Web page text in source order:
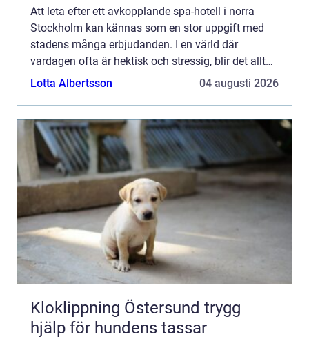
Att leta efter ett avkopplande spa-hotell i norra
Stockholm kan kännas som en stor uppgift med
stadens många erbjudanden. I en värld där
vardagen ofta är hektisk och stressig, blir det allt
viktigare att kunna dra sig tillba...
Lotta Albertsson 04 augusti 2026
Kloklippning Östersund trygg
hjälp för hundens tassar